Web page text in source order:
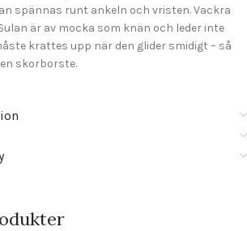
spännas runt ankeln och vristen. Vackra
är av mocka som knän och leder inte
krattes upp när den glider smidigt – så
skorborste.